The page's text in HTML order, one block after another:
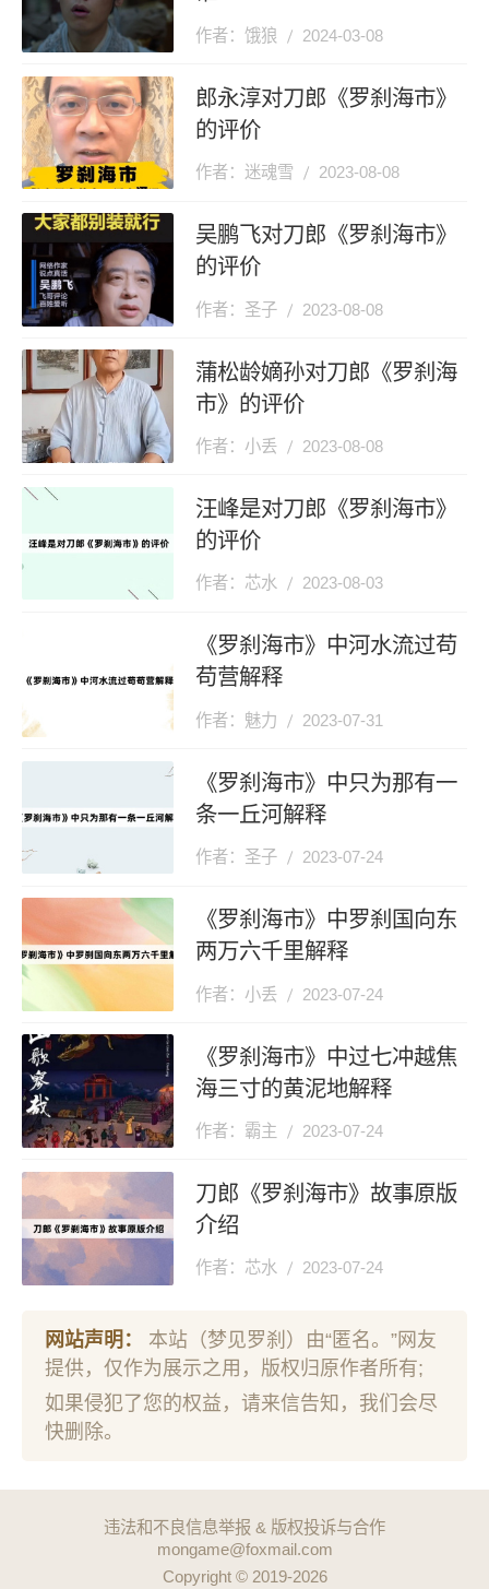
作者：饿狼 2024-03-08
郎永淳对刀郎《罗刹海市》
的评价
作者：迷魂雪 2023-08-08
吴鹏飞对刀郎《罗刹海市》
的评价
作者：圣子 2023-08-08
蒲松龄嫡孙对刀郎《罗刹海
市》的评价
作者：小丢 2023-08-08
汪峰是对刀郎《罗刹海市》
的评价
作者：芯水 2023-08-03
《罗刹海市》中河水流过苟
苟营解释
作者：魅力 2023-07-31
《罗刹海市》中只为那有一
条一丘河解释
作者：圣子 2023-07-24
《罗刹海市》中罗刹国向东
两万六千里解释
作者：小丢 2023-07-24
《罗刹海市》中过七冲越焦
海三寸的黄泥地解释
作者：霸主 2023-07-24
刀郎《罗刹海市》故事原版
介绍
作者：芯水 2023-07-24
网站声明：
本站（梦见罗刹）由“匿名。”网友
提供，仅作为展示之用，版权归原作者所有;
如果侵犯了您的权益，请来信告知，我们会尽
快删除。
违法和不良信息举报 & 版权投诉与合作
mongame@foxmail.com
Copyright © 2019-2026